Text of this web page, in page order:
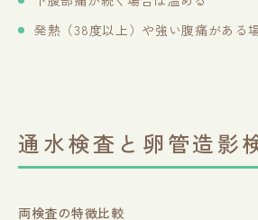
発熱（38度以上）や強い腹痛がある
通水検査と卵管造影
両検査の特徴比較